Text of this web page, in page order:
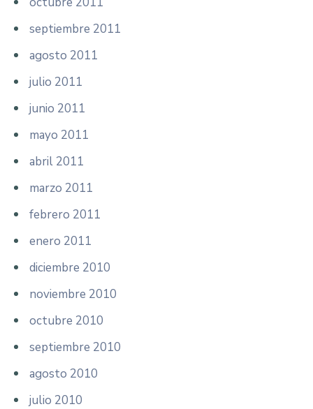
septiembre 2011
agosto 2011
julio 2011
junio 2011
mayo 2011
abril 2011
marzo 2011
febrero 2011
enero 2011
diciembre 2010
noviembre 2010
octubre 2010
septiembre 2010
agosto 2010
julio 2010